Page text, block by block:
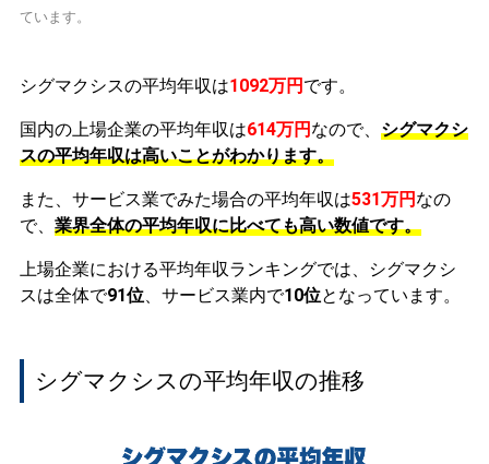
ています。
シグマクシスの平均年収は1092万円 です。
国内の上場企業の平均年収は614万円 なので、 シグマクシ
スの平均年収は高いことがわかります。
また、サービス業でみた場合の平均年収は531万円 なの
で、 業界全体の平均年収に比べても高い数値です。
上場企業における平均年収ランキングでは、シグマクシ
スは全体で91位、サービス業内で10位となっています。
シグマクシスの平均年収の推移